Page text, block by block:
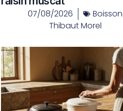
07/08/2026
Boisson
Thibaut Morel